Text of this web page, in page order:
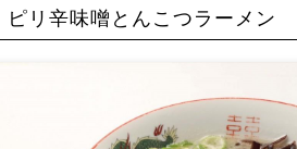
ピリ辛味噌とんこつラーメン